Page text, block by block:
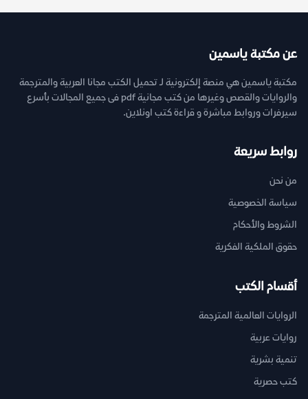
عن مكتبة ياسمين
مكتبة ياسمين هي منصة إلكترونية لـ تحميل الكتب مجانا العربية والمترجمة
والروايات والقصص وغيرها من كتب مجانية pdf فى جميع المجالات بأسرع
سيرفرات وروابط مباشرة و قراءة كتب اونلاين.
روابط سريعة
من نحن
سياسة الخصوصية
الشروط والأحكام
حقوق الملكية الفكرية
أقسام الكتب
الروايات العالمية المترجمة
روايات عربية
تنمية بشرية
كتب حصرية